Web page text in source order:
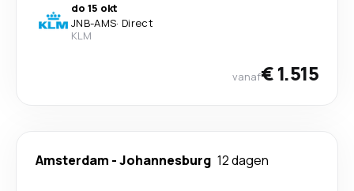
do 15 okt
JNB-AMS· Direct
KLM
vanaf€ 1.515
Amsterdam -Johannesburg 12 dagen